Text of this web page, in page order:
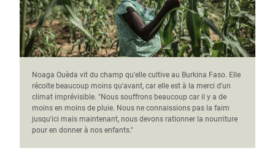
Noaga Ouèda vit du champ qu'elle cultive au Burkina Faso. Elle
récolte beaucoup moins qu'avant, car elle est à la merci d'un
climat imprévisible. "Nous souffrons beaucoup car il y a de
moins en moins de pluie. Nous ne connaissions pas la faim
jusqu'ici mais maintenant, nous devons rationner la nourriture
pour en donner à nos enfants."